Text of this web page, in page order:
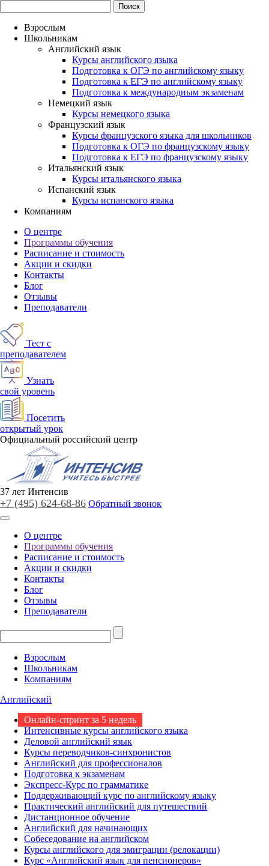
Взрослым
Школьникам
Английский язык
Курсы английского языка
Подготовка к ОГЭ по английскому языку
Подготовка к ЕГЭ по английскому языку
Подготовка к международным экзаменам
Немецкий язык
Курсы немецкого языка
Французский язык
Курсы французского языка для школьников
Подготовка к ОГЭ по французскому языку
Подготовка к ЕГЭ по французскому языку
Итальянский язык
Курсы итальянского языка
Испанский язык
Курсы испанского языка
Компаниям
О центре
Программы обучения
Расписание и стоимость
Акции и скидки
Контакты
Блог
Отзывы
Преподаватели
Тест с
преподавателем
Узнать
свой уровень
Посетить
открытый урок
Официальный российский центр
37 лет Интенсив
+7 (495) 624-68-86 Обратный звонок
О центре
Программы обучения
Расписание и стоимость
Акции и скидки
Контакты
Блог
Отзывы
Преподаватели
Взрослым
Школьникам
Компаниям
Английский
Онлайн-спринт за 5 недель
Интенсивные курсы английского языка
Деловой английский язык
Курсы переводчиков-синхронистов
Английский для профессионалов
Подготовка к экзаменам
Экспресс-Курс по грамматике
Поддерживающий курс по английскому языку
Практический английский для путешествий
Дистанционное обучение
Английский для начинающих
Собеседование на английском
Курсы английского для эмиграции (релокации)
Курс «Английский язык для пенсионеров»